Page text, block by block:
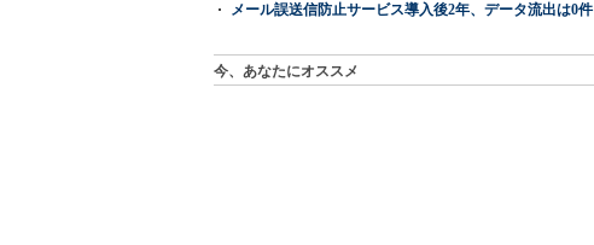
メール誤送信防止サービス導入後2年、データ流出は0件
今、あなたにオススメ